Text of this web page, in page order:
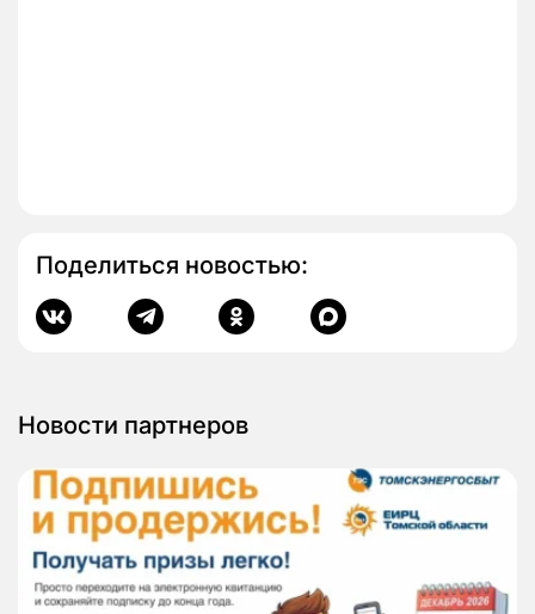
Поделиться новостью:
Новости партнеров